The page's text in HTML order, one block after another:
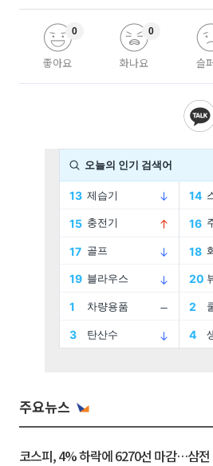
좋아요
0
화나요
0
슬
주요뉴스
코스피, 4% 하락에 6270선 마감…삼전